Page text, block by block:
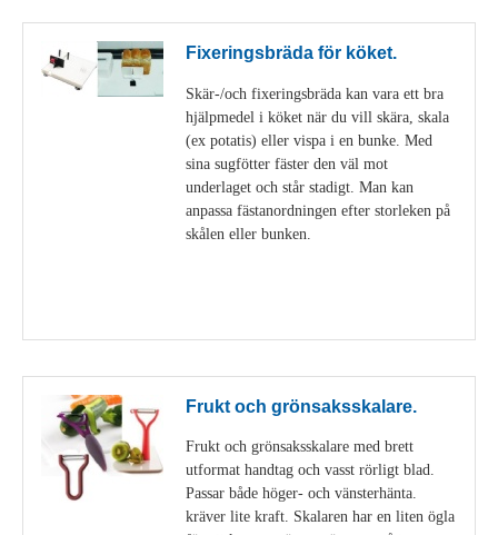
Fixeringsbräda för köket.
Skär-/och fixeringsbräda kan vara ett bra
hjälpmedel i köket när du vill skära, skala
(ex potatis) eller vispa i en bunke. Med
sina sugfötter fäster den väl mot
underlaget och står stadigt. Man kan
anpassa fästanordningen efter storleken på
skålen eller bunken.
Frukt och grönsaksskalare.
Frukt och grönsaksskalare med brett
utformat handtag och vasst rörligt blad.
Passar både höger- och vänsterhänta.
kräver lite kraft. Skalaren har en liten ögla